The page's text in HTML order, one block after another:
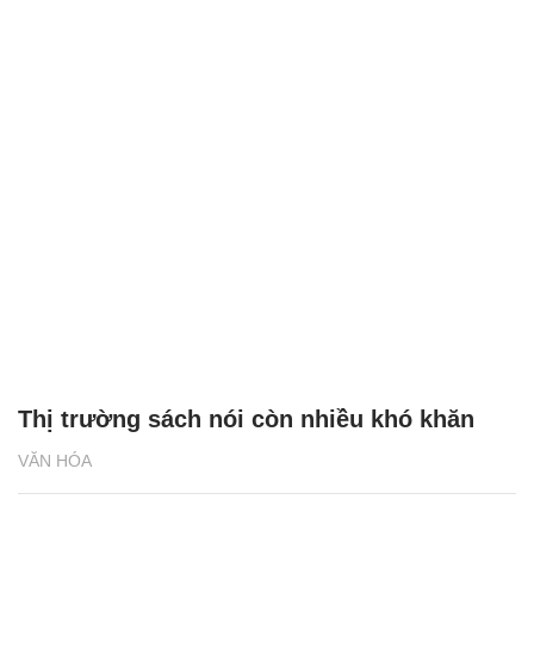
VĂN HÓA
Thị trường sách nói còn nhiều khó khăn